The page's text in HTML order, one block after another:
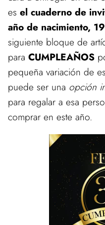
es el cuaderno de
año de nacimiento,
siguiente bloque de
para CUMPLEAÑOS
pequeña variación de
puede ser una opción
para regalar a esa
comprar en este año.